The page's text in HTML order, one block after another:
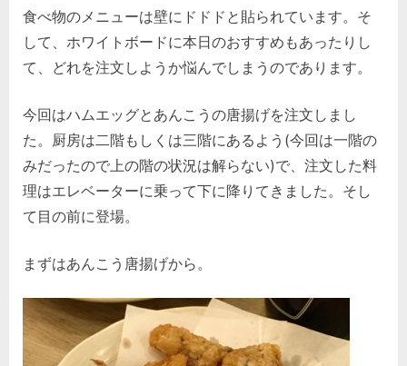
食べ物のメニューは壁にドドドと貼られています。そ
して、ホワイトボードに本日のおすすめもあったりし
て、どれを注文しようか悩んでしまうのであります。
今回はハムエッグとあんこうの唐揚げを注文しまし
た。厨房は二階もしくは三階にあるよう(今回は一階の
みだったので上の階の状況は解らない)で、注文した料
理はエレベーターに乗って下に降りてきました。そし
て目の前に登場。
まずはあんこう唐揚げから。